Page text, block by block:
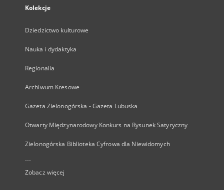
Kolekcje
Dziedzictwo kulturowe
Nauka i dydaktyka
Regionalia
Archiwum Kresowe
Gazeta Zielonogórska - Gazeta Lubuska
Otwarty Międzynarodowy Konkurs na Rysunek Satyryczny
Zielonogórska Biblioteka Cyfrowa dla Niewidomych
...
Zobacz więcej